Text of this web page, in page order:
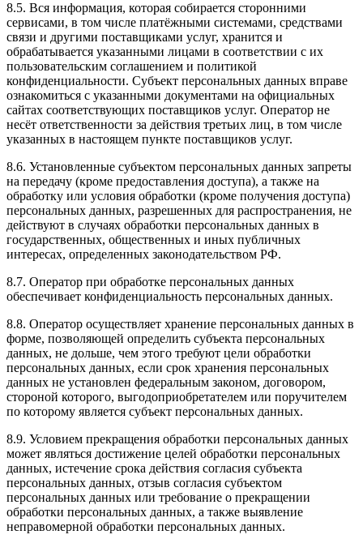
8.5. Вся информация, которая собирается сторонними
сервисами, в том числе платёжными системами, средствами
связи и другими поставщиками услуг, хранится и
обрабатывается указанными лицами в соответствии с их
пользовательским соглашением и политикой
конфиденциальности. Субъект персональных данных вправе
ознакомиться с указанными документами на официальных
сайтах соответствующих поставщиков услуг. Оператор не
несёт ответственности за действия третьих лиц, в том числе
указанных в настоящем пункте поставщиков услуг.
8.6. Установленные субъектом персональных данных запреты
на передачу (кроме предоставления доступа), а также на
обработку или условия обработки (кроме получения доступа)
персональных данных, разрешенных для распространения, не
действуют в случаях обработки персональных данных в
государственных, общественных и иных публичных
интересах, определенных законодательством РФ.
8.7. Оператор при обработке персональных данных
обеспечивает конфиденциальность персональных данных.
8.8. Оператор осуществляет хранение персональных данных в
форме, позволяющей определить субъекта персональных
данных, не дольше, чем этого требуют цели обработки
персональных данных, если срок хранения персональных
данных не установлен федеральным законом, договором,
стороной которого, выгодоприобретателем или поручителем
по которому является субъект персональных данных.
8.9. Условием прекращения обработки персональных данных
может являться достижение целей обработки персональных
данных, истечение срока действия согласия субъекта
персональных данных, отзыв согласия субъектом
персональных данных или требование о прекращении
обработки персональных данных, а также выявление
неправомерной обработки персональных данных.